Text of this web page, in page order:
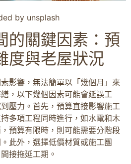
by unsplash
的關鍵因素：預
度與老屋狀況
影響，無法簡單以「幾個月」來
，以下幾個因素可能會延誤工
壓力。首先，預算直接影響施工
多項工程同時進行，如水電和木
預算有限時，則可能需要分階段
此外，選擇低價材質或施工團
接拖延工期。